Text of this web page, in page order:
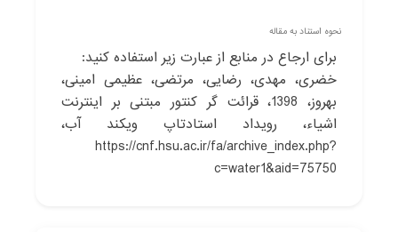
نحوه استناد به مقاله
برای ارجاع در منابع از عبارت زیر استفاده کنید:
خضری، مهدی، رضایی، مرتضی، عظیمی امینی،
بهروز، 1398، قرائت گر کنتور مبتنی بر اینترنت
اشیاء، رویداد استادتاپ ویکند آب،
https://cnf.hsu.ac.ir/fa/archive_index.php?
c=water1&aid=75750